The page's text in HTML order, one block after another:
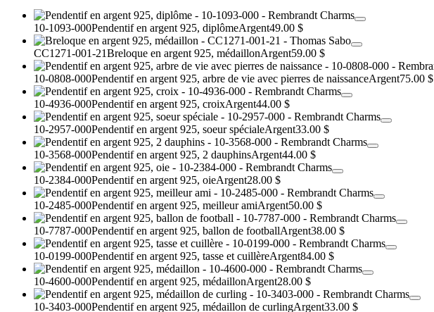
10-1093-000Pendentif en argent 925, diplômeArgent49.00 $
CC1271-001-21Breloque en argent 925, médaillonArgent59.00 $
10-0808-000Pendentif en argent 925, arbre de vie avec pierres de naissanceArgent75.00 $
10-4936-000Pendentif en argent 925, croixArgent44.00 $
10-2957-000Pendentif en argent 925, soeur spécialeArgent33.00 $
10-3568-000Pendentif en argent 925, 2 dauphinsArgent44.00 $
10-2384-000Pendentif en argent 925, oieArgent28.00 $
10-2485-000Pendentif en argent 925, meilleur amiArgent50.00 $
10-7787-000Pendentif en argent 925, ballon de footballArgent38.00 $
10-0199-000Pendentif en argent 925, tasse et cuillèreArgent84.00 $
10-4600-000Pendentif en argent 925, médaillonArgent28.00 $
10-3403-000Pendentif en argent 925, médaillon de curlingArgent33.00 $